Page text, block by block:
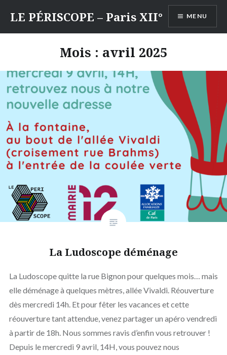
contenu
LE PÉRISCOPE – Paris XII° MENU
Mois : avril 2025
La Ludoscope déménage
La Ludoscope quitte la rue Bignon pour quelques mois… mais
elle déménage à quelques mètres, allée Vivaldi. Réouverture
dès mercredi 14h. Et pour fêter les vacances et cette
réouverture tant attendue, venez partager un apéro vendredi
à partir de 18h. Nous sommes ravis d’enfin vous retrouver !
Depuis le mercredi 9 avril, 14H, vous pouvez nous